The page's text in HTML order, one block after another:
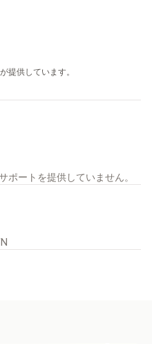
提供しています。
ポートを提供していません。